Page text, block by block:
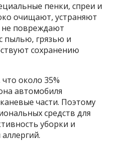
пенки, спреи и
очищают, устраняют
не повреждают
пылью, грязью и
сохранению
около 35%
автомобиля
части. Поэтому
средств для
уборки и